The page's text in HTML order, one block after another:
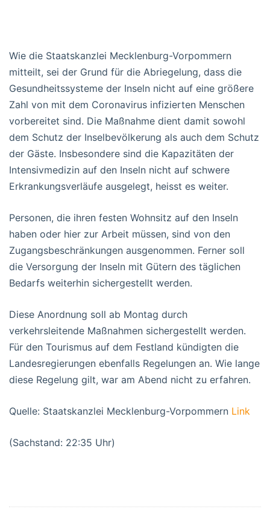
Wie die Staatskanzlei Mecklenburg-Vorpommern
mitteilt, sei der Grund für die Abriegelung, dass die
Gesundheitssysteme der Inseln nicht auf eine größere
Zahl von mit dem Coronavirus infizierten Menschen
vorbereitet sind. Die Maßnahme dient damit sowohl
dem Schutz der Inselbevölkerung als auch dem Schutz
der Gäste. Insbesondere sind die Kapazitäten der
Intensivmedizin auf den Inseln nicht auf schwere
Erkrankungsverläufe ausgelegt, heisst es weiter.
Personen, die ihren festen Wohnsitz auf den Inseln
haben oder hier zur Arbeit müssen, sind von den
Zugangsbeschränkungen ausgenommen. Ferner soll
die Versorgung der Inseln mit Gütern des täglichen
Bedarfs weiterhin sichergestellt werden.
Diese Anordnung soll ab Montag durch
verkehrsleitende Maßnahmen sichergestellt werden.
Für den Tourismus auf dem Festland kündigten die
Landesregierungen ebenfalls Regelungen an. Wie lange
diese Regelung gilt, war am Abend nicht zu erfahren.
Quelle: Staatskanzlei Mecklenburg-Vorpommern Link
(Sachstand: 22:35 Uhr)